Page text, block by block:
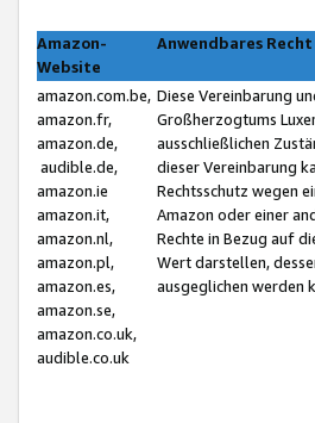
Amazon-
Website
Anwendbares
amazon.com.be,
amazon.fr,
amazon.de,
audible.de,
amazon.ie
amazon.it,
amazon.nl,
amazon.pl,
amazon.es,
amazon.se,
amazon.co.uk,
audible.co.uk
Diese Vereinbarung
Großherzogtums
ausschließlichen
dieser Vereinbarung
Rechtsschutz wegen
Amazon oder einer
Rechte in Bezug auf
Wert darstellen,
ausgeglichen werden